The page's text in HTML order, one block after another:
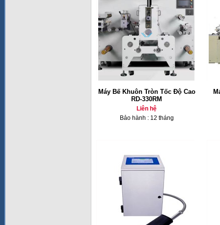
Máy Bế Khuôn Tròn Tốc Độ Cao
RD-330RM
Liên hệ
Bảo hành : 12 tháng